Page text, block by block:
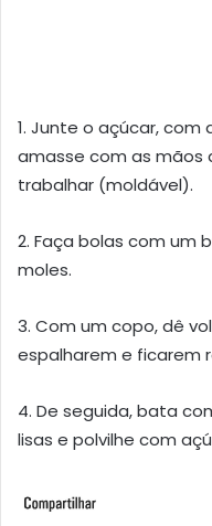
1. Junte o açúcar, com
amasse com as mãos
trabalhar (moldável).
2. Faça bolas com um
moles.
3. Com um copo, dê
espalharem e ficarem
4. De seguida, bata
lisas e polvilhe com